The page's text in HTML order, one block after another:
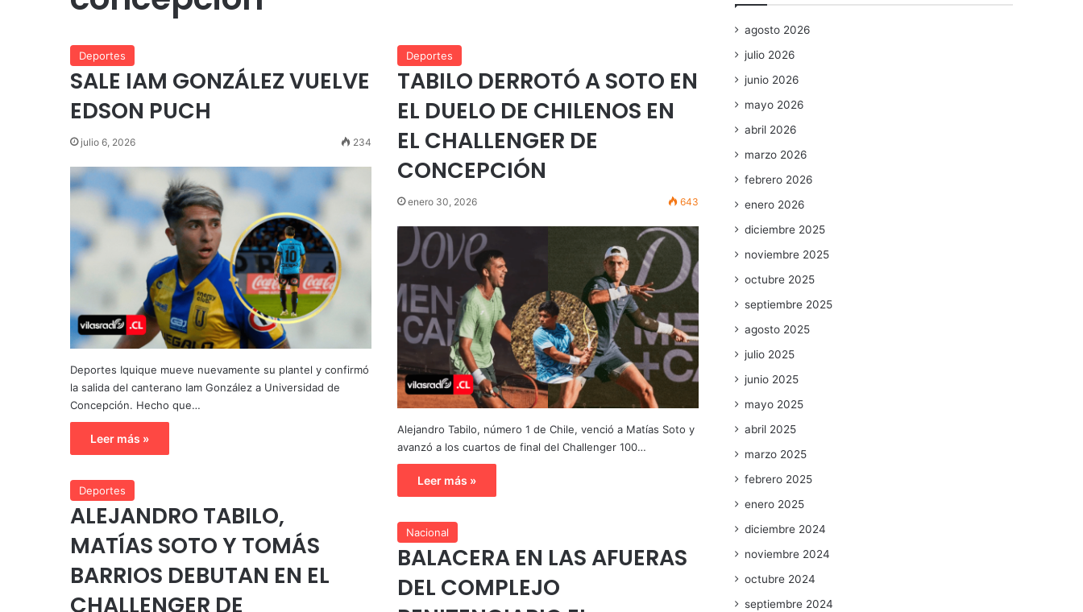
Deportes
SALE IAM GONZÁLEZ VUELVE
EDSON PUCH
julio 6, 2026 234
Deportes Iquique mueve nuevamente su plantel y confirmó
la salida del canterano Iam González a Universidad de
Concepción. Hecho que…
Leer más »
Deportes
TABILO DERROTÓ A SOTO EN
EL DUELO DE CHILENOS EN
EL CHALLENGER DE
CONCEPCIÓN
enero 30, 2026 643
Alejandro Tabilo, número 1 de Chile, venció a Matías Soto y
avanzó a los cuartos de final del Challenger 100…
Leer más »
Deportes
ALEJANDRO TABILO,
MATÍAS SOTO Y TOMÁS
BARRIOS DEBUTAN EN EL
CHALLENGER DE
Nacional
BALACERA EN LAS AFUERAS
DEL COMPLEJO
agosto 2026
julio 2026
junio 2026
mayo 2026
abril 2026
marzo 2026
febrero 2026
enero 2026
diciembre 2025
noviembre 2025
octubre 2025
septiembre 2025
agosto 2025
julio 2025
junio 2025
mayo 2025
abril 2025
marzo 2025
febrero 2025
enero 2025
diciembre 2024
noviembre 2024
octubre 2024
septiembre 2024